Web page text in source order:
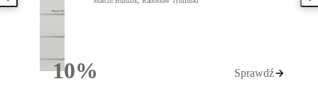
10%Rabatu Sprawdź